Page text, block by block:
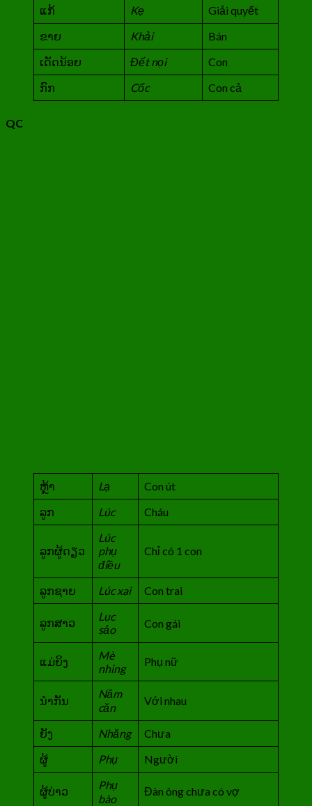
ແກ້
Kẹ
Giải quyết
ຂາຍ
Khải
Bán
ເດັດນ້ອຍ
Đết nọi
Con
ກົກ
Cốc Con cả
QC
ຫຼ້າ Lạ
Con út
ລູກ
Lúc Cháu
ລູກຜູ້ດຽວ
Lúc
phụ
điều
Chỉ có 1 con
ລູກຊາຍ Lúc xai Con trai
ລູກສາວ
Luc
sảo
Con gái
ແມ່ຍິງ
Mè
nhing
Phụ nữ
ນຳກັນ
Năm
căn
Với nhau
ຍັງ Nhăng
Chưa
ຜູ້
Phụ Người
ຜູ້ບ່າວ
Phụ
bào
Đàn ông chưa có vợ